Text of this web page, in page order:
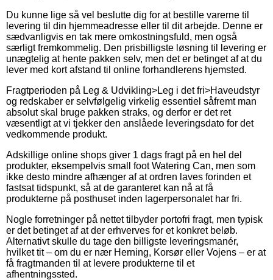
Du kunne lige så vel beslutte dig for at bestille varerne til
levering til din hjemmeadresse eller til dit arbejde. Denne er
sædvanligvis en tak mere omkostningsfuld, men også
særligt fremkommelig. Den prisbilligste løsning til levering er
unægtelig at hente pakken selv, men det er betinget af at du
lever med kort afstand til online forhandlerens hjemsted.
Fragtperioden på Leg & Udvikling>Leg i det fri>Haveudstyr
og redskaber er selvfølgelig virkelig essentiel såfremt man
absolut skal bruge pakken straks, og derfor er det ret
væsentligt at vi tjekker den anslåede leveringsdato for det
vedkommende produkt.
Adskillige online shops giver 1 dags fragt på en hel del
produkter, eksempelvis small foot Watering Can, men som
ikke desto mindre afhænger af at ordren laves forinden et
fastsat tidspunkt, så at de garanteret kan nå at få
produkterne på posthuset inden lagerpersonalet har fri.
Nogle forretninger på nettet tilbyder portofri fragt, men typisk
er det betinget af at der erhverves for et konkret beløb.
Alternativt skulle du tage den billigste leveringsmanér,
hvilket tit – om du er nær Herning, Korsør eller Vojens – er at
få fragtmanden til at levere produkterne til et
afhentningssted.